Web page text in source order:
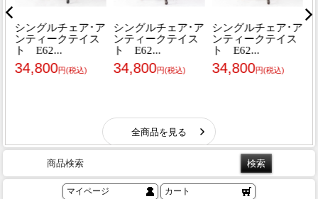
商品検索
マイページ カート